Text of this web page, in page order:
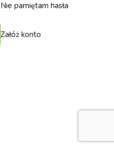
Nie pamiętam hasła
Załóż konto